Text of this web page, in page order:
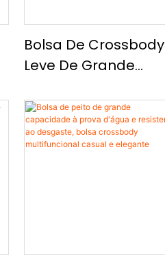
Bolsa De Crossbody
Leve De Grande
No Peito Da Moda E
Durável, Bolsa De
Cintura À Prova